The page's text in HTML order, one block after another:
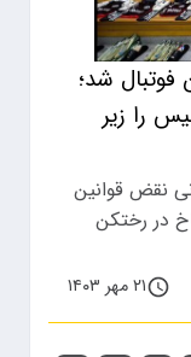
فوتبال شد؛
را زیر
نقض قوانین
در رختکن
۲۱ مهر ۱۴۰۳